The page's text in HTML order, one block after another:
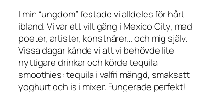
I min “ungdom” festade vi alldeles för hårt
ibland. Vi var ett vilt gäng i Mexico City, med
poeter, artister, konstnärer… och mig själv.
Vissa dagar kände vi att vi behövde lite
nyttigare drinkar och körde tequila
smoothies: tequila i valfri mängd, smaksatt
yoghurt och is i mixer. Fungerade perfekt!